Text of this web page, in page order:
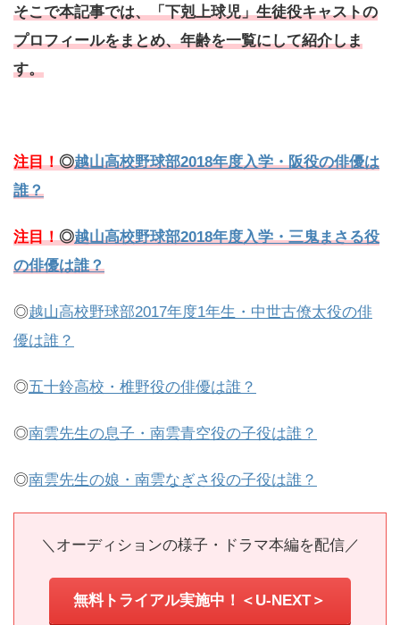
そこで本記事では、「下剋上球児」生徒役キャストの
プロフィールをまとめ、年齢を一覧にして紹介しま
す。
注目！◎越山高校野球部2018年度入学・阪役の俳優は
誰？
注目！◎越山高校野球部2018年度入学・三鬼まさる役
の俳優は誰？
◎越山高校野球部2017年度1年生・中世古僚太役の俳
優は誰？
◎五十鈴高校・椎野役の俳優は誰？
◎南雲先生の息子・南雲青空役の子役は誰？
◎南雲先生の娘・南雲なぎさ役の子役は誰？
＼オーディションの様子・ドラマ本編を配信／
無料トライアル実施中！＜U-NEXT＞